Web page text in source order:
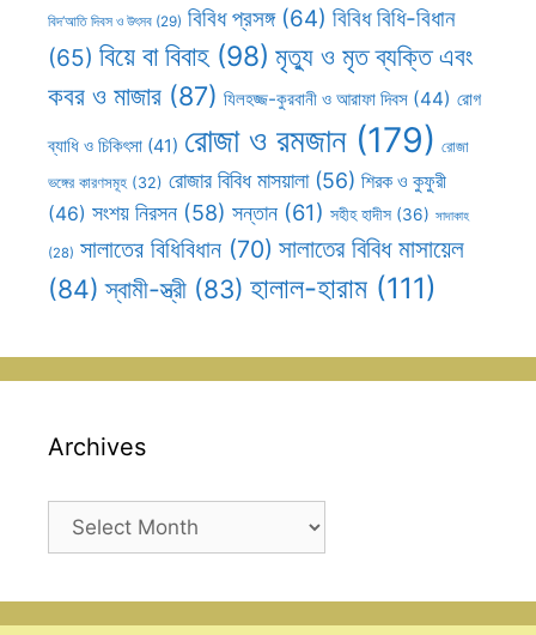
বিদ’আতি দিবস ও উৎসব (29) বিবিধ প্রসঙ্গ(64) বিবিধ বিধি-বিধান
(65) বিয়ে বা বিবাহ (98) মৃত্যু ও মৃত ব্যক্তি এবং
কবর ও মাজার (87) যিলহজ্জ-কুরবানী ও আরাফা দিবস (44) রোগ
ব্যাধি ও চিকিৎসা (41) রোজা ও রমজান(179) রোজা
ভঙ্গের কারণসমূহ (32) রোজার বিবিধ মাসয়ালা(56) শিরক ও কুফুরী
(46) সংশয় নিরসন (58) সন্তান (61) সহীহ হাদীস (36) সাদাকাহ
(28) সালাতের বিধিবিধান (70) সালাতের বিবিধ মাসায়েল
(84) স্বামী-স্ত্রী (83) হালাল-হারাম (111)
Archives
Archives